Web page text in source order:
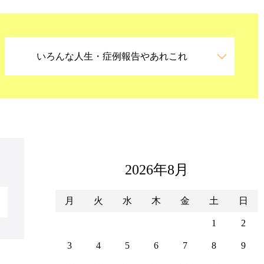
いろんな人生・症例報告やあれこれ
2026年8月
月 火 水 木 金 土 日
1 2
3 4 5 6 7 8 9